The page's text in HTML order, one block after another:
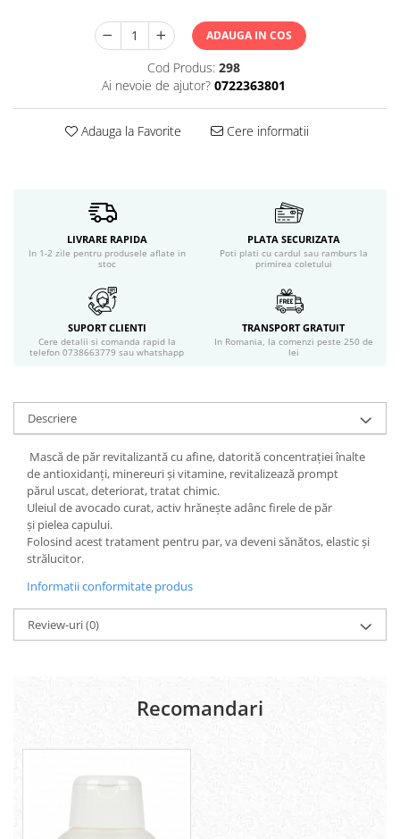
Creion si tus ochi
Produse stilizare sprancene
Accesorii machiaj
Ata dentara
Adeziv dentar si ingrijire proteza
Igiena intima
Tampoane si absorbante
Geluri si deodorante igiena intima
Accesorii manichiura & pedichiura
Scutece adulti
Seturi cadou
ADAUGA IN COS
Cod Produs: 298
Ai nevoie de ajutor? 0722363801
Adauga la Favorite Cere informatii
LIVRARE RAPIDA
In 1-2 zile pentru produsele aflate in
stoc
PLATA SECURIZATA
Poti plati cu cardul sau ramburs la
primirea coletului
SUPORT CLIENTI
Cere detalii si comanda rapid la
telefon 0738663779 sau whatshapp
TRANSPORT GRATUIT
In Romania, la comenzi peste 250 de
lei
Descriere
Mască de păr revitalizantă cu afine, datorită concentraţiei înalte
de antioxidanţi, minereuri şi vitamine, revitalizează prompt
părul uscat, deteriorat, tratat chimic.
Uleiul de avocado curat, activ hrăneşte adânc firele de păr
şi pielea capului.
Folosind acest tratament pentru par, va deveni sănătos, elastic şi
strălucitor.
Informatii conformitate produs
Review-uri(0)
Recomandari